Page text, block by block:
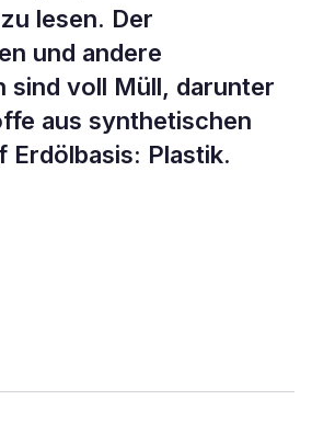
lesen. Der
und andere
sind voll Müll, darunter
aus synthetischen
Erdölbasis: Plastik.